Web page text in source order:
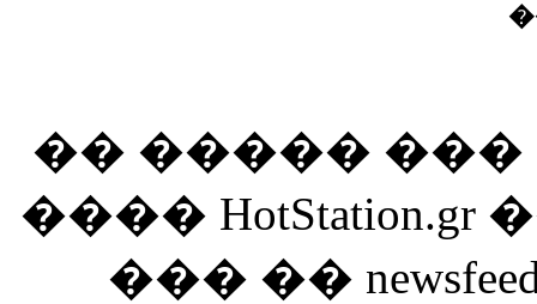
�� �����
����
��� ��